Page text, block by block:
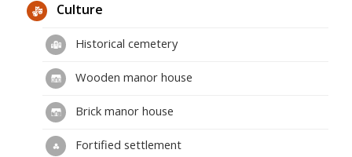
Culture
Historical cemetery
Wooden manor house
Brick manor house
Fortified settlement